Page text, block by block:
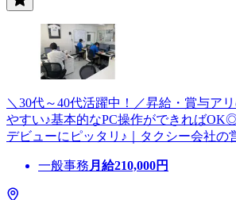
＼30代～40代活躍中！／昇給・賞与ア
やすい♪基本的なPC操作ができれば
デビューにピッタリ♪｜タクシー会社の
一般事務 月給210,000円